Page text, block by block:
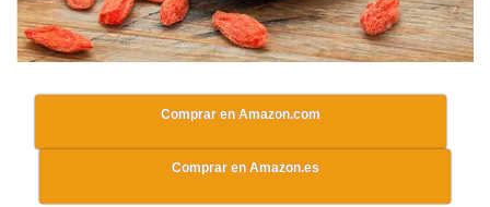
Comprar en Amazon.com
Comprar en Amazon.es